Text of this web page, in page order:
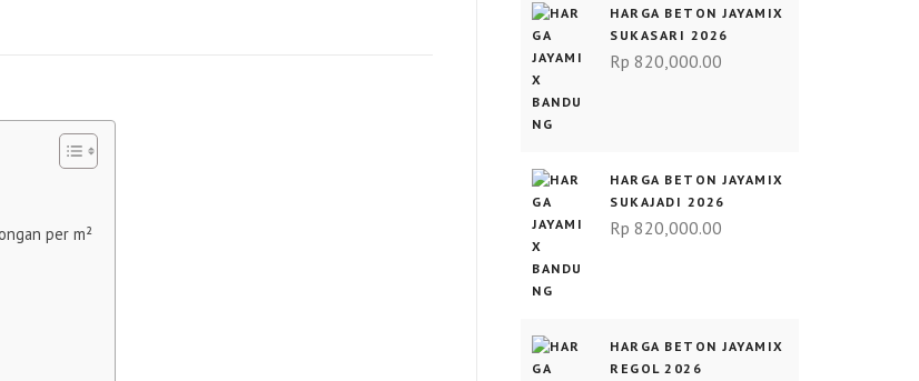
per m²
HARGA BETON JAYAMIX
SUKASARI 2026
Rp 820,000.00
HARGA BETON JAYAMIX
SUKAJADI 2026
Rp 820,000.00
HARGA BETON JAYAMIX
REGOL 2026